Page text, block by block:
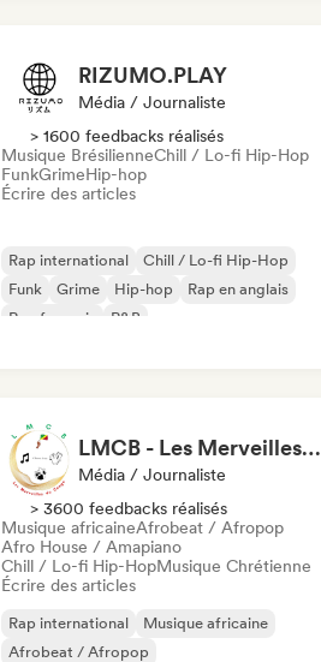
RIZUMO.PLAY
Média / Journaliste
> 1600 feedbacks réalisés
Musique BrésilienneChill / Lo-fi Hip-Hop
FunkGrimeHip-hop
Écrire des articles
Rap international
Chill / Lo-fi Hip-Hop
Funk
Grime Hip-hop
Rap en anglais
Rap francais
R&B
LMCB - Les Merveilles du Congo 🇨🇬
Média / Journaliste
> 3600 feedbacks réalisés
Musique africaineAfrobeat / Afropop
Afro House / Amapiano
Chill / Lo-fi Hip-HopMusique Chrétienne
Écrire des articles
Rap international
Musique africaine
Afrobeat / Afropop